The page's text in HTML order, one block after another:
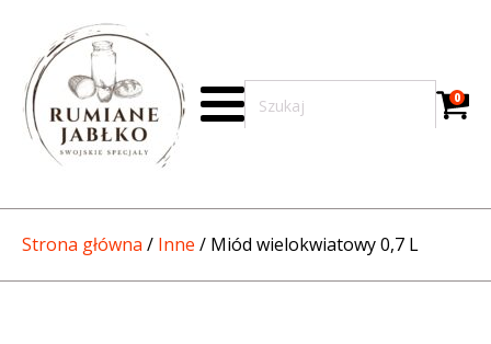
0
Strona główna / Inne / Miód wielokwiatowy 0,7 L